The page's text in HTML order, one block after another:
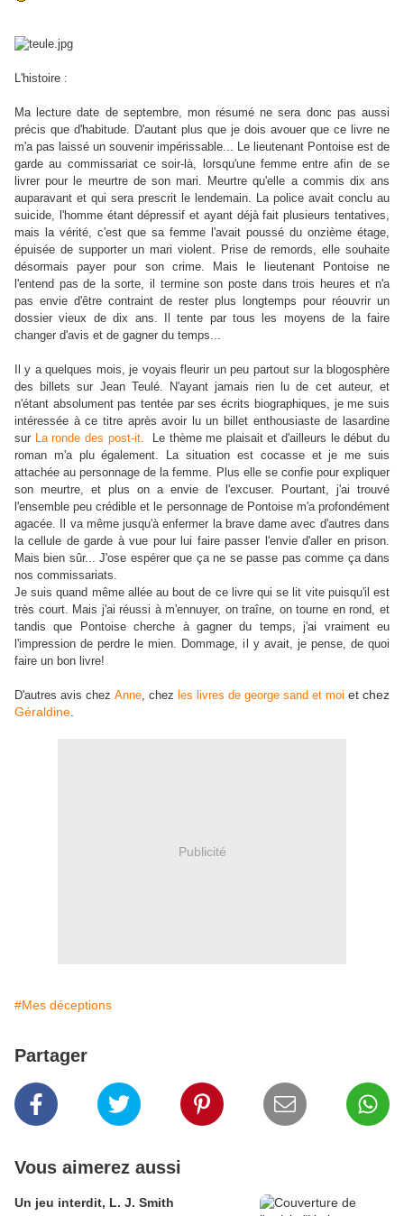
L'histoire :
Ma lecture date de septembre, mon résumé ne sera donc pas aussi
précis que d'habitude. D'autant plus que je dois avouer que ce livre ne
m'a pas laissé un souvenir impérissable... Le lieutenant Pontoise est de
garde au commissariat ce soir-là, lorsqu'une femme entre afin de se
livrer pour le meurtre de son mari. Meurtre qu'elle a commis dix ans
auparavant et qui sera prescrit le lendemain. La police avait conclu au
suicide, l'homme étant dépressif et ayant déjà fait plusieurs tentatives,
mais la vérité, c'est que sa femme l'avait poussé du onzième étage,
épuisée de supporter un mari violent. Prise de remords, elle souhaite
désormais payer pour son crime. Mais le lieutenant Pontoise ne
l'entend pas de la sorte, il termine son poste dans trois heures et n'a
pas envie d'être contraint de rester plus longtemps pour réouvrir un
dossier vieux de dix ans. Il tente par tous les moyens de la faire
changer d'avis et de gagner du temps...
Il y a quelques mois, je voyais fleurir un peu partout sur la blogosphère
des billets sur Jean Teulé. N'ayant jamais rien lu de cet auteur, et
n'étant absolument pas tentée par ses écrits biographiques, je me suis
intéressée à ce titre après avoir lu un billet enthousiaste de lasardine
sur La ronde des post-it. Le thème me plaisait et d'ailleurs le début du
roman m'a plu également. La situation est cocasse et je me suis
attachée au personnage de la femme. Plus elle se confie pour expliquer
son meurtre, et plus on a envie de l'excuser. Pourtant, j'ai trouvé
l'ensemble peu crédible et le personnage de Pontoise m'a profondément
agacée. Il va même jusqu'à enfermer la brave dame avec d'autres dans
la cellule de garde à vue pour lui faire passer l'envie d'aller en prison.
Mais bien sûr... J'ose espérer que ça ne se passe pas comme ça dans
nos commissariats.
Je suis quand même allée au bout de ce livre qui se lit vite puisqu'il est
très court. Mais j'ai réussi à m'ennuyer, on traîne, on tourne en rond, et
tandis que Pontoise cherche à gagner du temps, j'ai vraiment eu
l'impression de perdre le mien. Dommage, il y avait, je pense, de quoi
faire un bon livre!
D'autres avis chez Anne, chez les livres de george sand et moi et chez
Géraldine
Publicité
#Mes déceptions
Partager
Vous aimerez aussi
Un jeu interdit, L. J. Smith